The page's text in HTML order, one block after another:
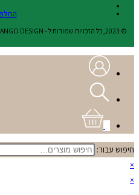
© 2023,כל הזכויות שמורות ל - TANGO DESIGN / קידום ובניית האתר RAVENMEDIA.CO.IL
חיפוש עבור:
×
×